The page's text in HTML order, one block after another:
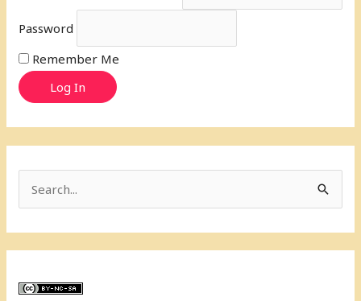
Password
Remember Me
Log In
c